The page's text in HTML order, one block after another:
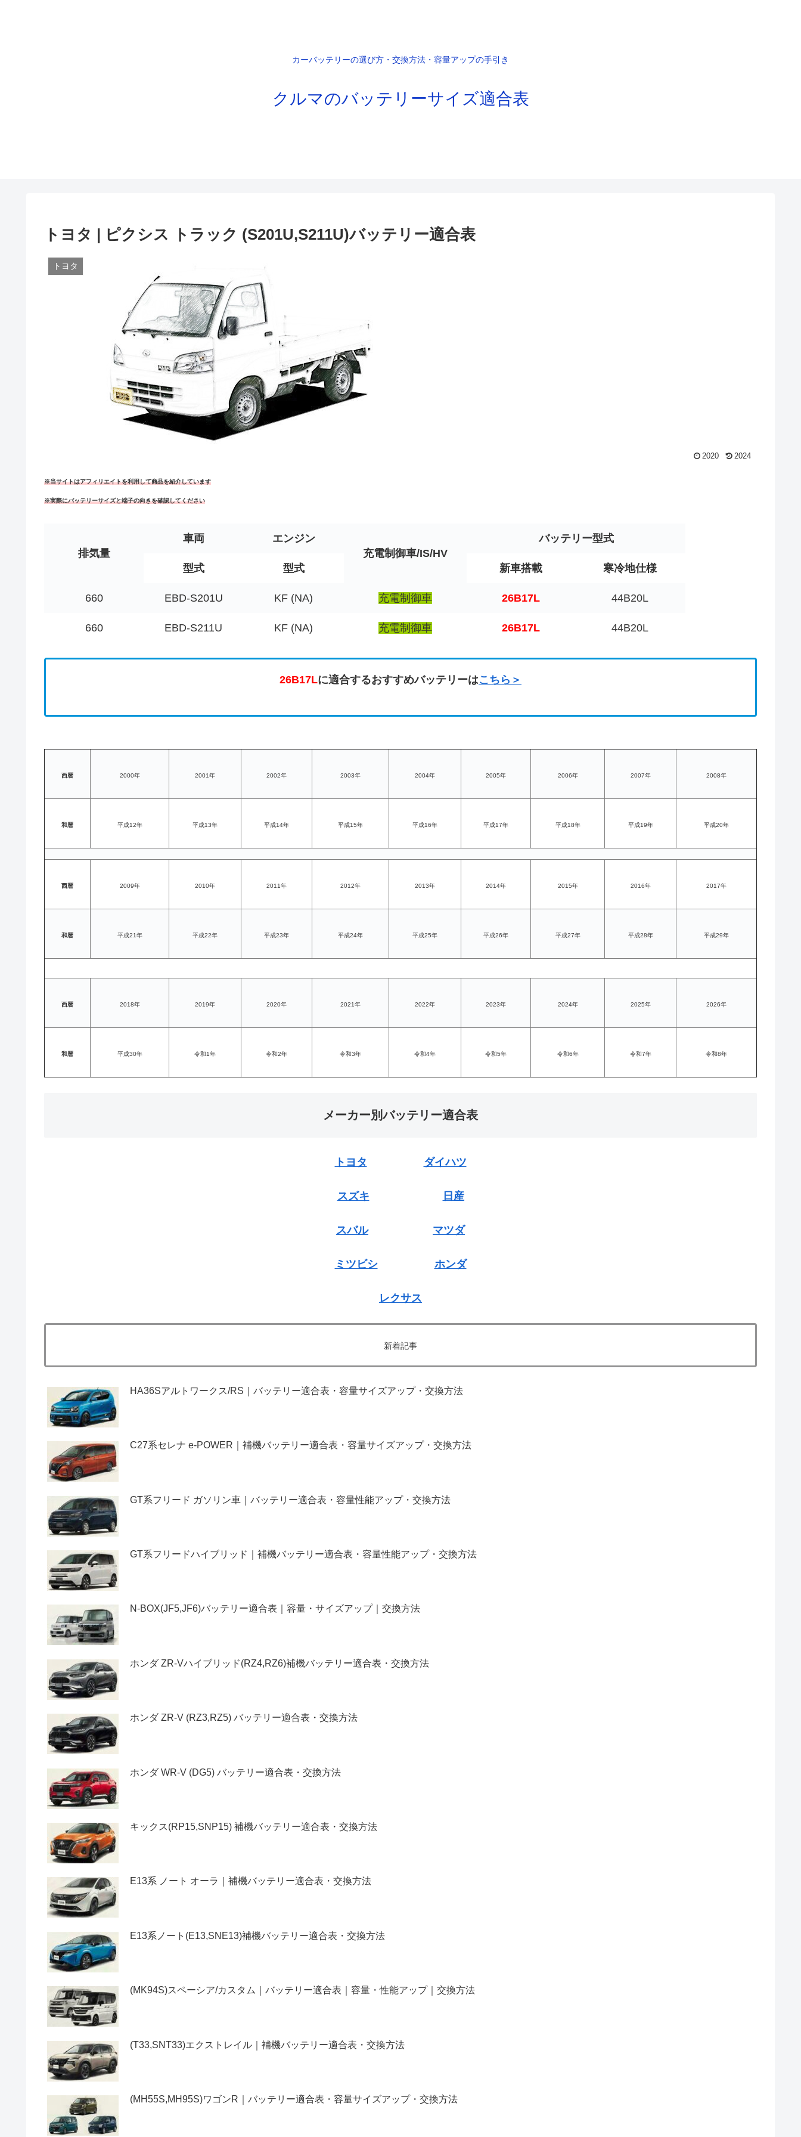
カーバッテリーの選び方・交換方法・容量アップの手引き
クルマのバッテリーサイズ適合表
トヨタ | ピクシス トラック (S201U,S211U)バッテリー適合表
トヨタ
2020 2024
※当サイトはアフィリエイトを利用して商品を紹介しています
※実際にバッテリーサイズと端子の向きを確認してください
排気量
車両
エンジン
充電制御車/IS/HV
バッテリー型式
型式 型式 新車搭載 寒冷地仕様
660 EBD-S201U KF (NA) 充電制御車 26B17L 44B20L
660 EBD-S211U KF (NA) 充電制御車 26B17L 44B20L
26B17Lに適合するおすすめバッテリーはこちら＞
西暦 2000年 2001年 2002年 2003年 2004年 2005年 2006年 2007年 2008年
和暦 平成12年 平成13年 平成14年 平成15年 平成16年 平成17年 平成18年 平成19年 平成20年
西暦 2009年 2010年 2011年 2012年 2013年 2014年 2015年 2016年 2017年
和暦 平成21年 平成22年 平成23年 平成24年 平成25年 平成26年 平成27年 平成28年 平成29年
西暦 2018年 2019年 2020年 2021年 2022年 2023年 2024年 2025年 2026年
和暦 平成30年 令和1年 令和2年 令和3年 令和4年 令和5年 令和6年 令和7年 令和8年
メーカー別バッテリー適合表
トヨタ ダイハツ
スズキ 日産
スバル マツダ
ミツビシ ホンダ
レクサス
新着記事
HA36Sアルトワークス/RS｜バッテリー適合表・容量サイズアップ・交換方法
C27系セレナ e-POWER｜補機バッテリー適合表・容量サイズアップ・交換方法
GT系フリード ガソリン車｜バッテリー適合表・容量性能アップ・交換方法
GT系フリードハイブリッド｜補機バッテリー適合表・容量性能アップ・交換方法
N-BOX(JF5,JF6)バッテリー適合表｜容量・サイズアップ｜交換方法
ホンダ ZR-Vハイブリッド(RZ4,RZ6)補機バッテリー適合表・交換方法
ホンダ ZR-V (RZ3,RZ5) バッテリー適合表・交換方法
ホンダ WR-V (DG5) バッテリー適合表・交換方法
キックス(RP15,SNP15) 補機バッテリー適合表・交換方法
E13系 ノート オーラ｜補機バッテリー適合表・交換方法
E13系ノート(E13,SNE13)補機バッテリー適合表・交換方法
(MK94S)スペーシア/カスタム｜バッテリー適合表｜容量・性能アップ｜交換方法
(T33,SNT33)エクストレイル｜補機バッテリー適合表・交換方法
(MH55S,MH95S)ワゴンR｜バッテリー適合表・容量サイズアップ・交換方法